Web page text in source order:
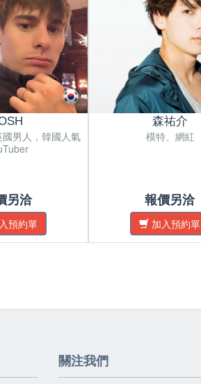
男人，韓國人氣
另洽
預約單
森祐介
模特、網紅
報價另洽
加入預約單
關注我們